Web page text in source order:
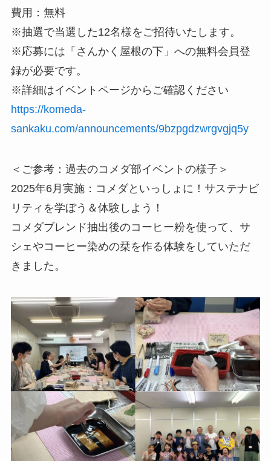
費用：無料
※抽選で当選した12名様をご招待いたします。
※応募には「さんかく屋根の下」への無料会員登
録が必要です。
※詳細はイベントページからご確認ください
https://komeda-
sankaku.com/announcements/9bzpgdzwrgvgjq5y
＜ご参考：過去のコメダ部イベントの様子＞
2025年6月実施：コメダといっしょに！サステナビ
リティを学ぼう＆体験しよう！
コメダブレンド抽出後のコーヒー粉を使って、サ
シェやコーヒー染めの栞を作る体験をしていただ
きました。